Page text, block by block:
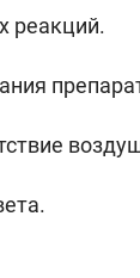
реакций.